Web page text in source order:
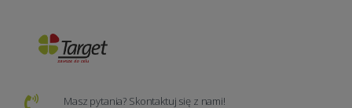
Masz pytania? Skontaktuj się z nami!